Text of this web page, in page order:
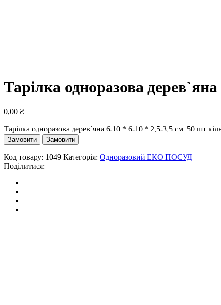
Тарілка одноразова
0,00 ₴
Тарілка одноразова дерев`яна 6-10 * 6-10 * 2,5-3,5 см, 50 шт
Замовити Замовити
Код товару: 1049 Категорія: Одноразовий ЕКО ПОСУД
Поділитися: